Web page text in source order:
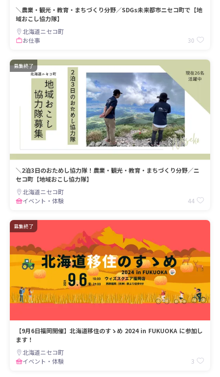
＼農業・観光・教育・まちづくり分野／SDGs未来都市ニセコ町で【地
域おこし協力隊】
北海道ニセコ町
お仕事
30
募集終了
＼2泊3日のおためし協力隊！農業・観光・教育・まちづくり分野／ニ
セコ町【地域おこし協力隊】
北海道ニセコ町
イベント・体験
44
募集終了
【9月6日福岡開催】北海道移住のすゝめ 2024 in FUKUOKA に参加し
ます！
北海道ニセコ町
イベント・体験
3